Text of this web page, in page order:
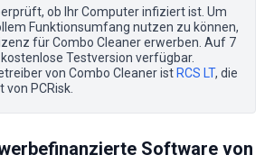
ob Ihr Computer infiziert ist. Um
Funktionsumfang nutzen zu können,
für Combo Cleaner erwerben. Auf 7
Testversion verfügbar.
von Combo Cleaner ist RCS LT, die
PCRisk.
Software von